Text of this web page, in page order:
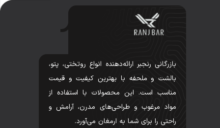
بازرگانی رنجبر ارائه‌دهنده انواع روتختی، پتو،
بالشت و ملحفه با بهترین کیفیت و قیمت
مناسب است. این محصولات با استفاده از
مواد مرغوب و طراحی‌های مدرن، آرامش و
راحتی را برای شما به ارمغان می‌آورد.